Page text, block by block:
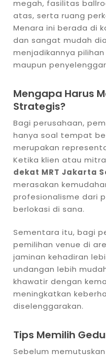
megah, fasilitas
atas, serta ruang
Menara ini berada di
dan sangat mudah
menjadikannya
maupun
Mengapa Harus
Strategis?
Bagi perusahaan,
hanya soal tempat
merupakan
Ketika klien atau
dekat MRT Jakarta
merasakan
profesionalisme dari
berlokasi di sana.
Sementara itu, bagi
pemilihan venue di
jaminan kehadiran
undangan lebih
khawatir dengan
meningkatkan
diselenggarakan.
Tips Memilih
Sebelum